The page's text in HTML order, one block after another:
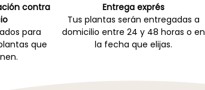
contra
para
que
Entrega exprés
Tus plantas serán entregadas a
domicilio entre 24 y 48 horas o en
la fecha que elijas.